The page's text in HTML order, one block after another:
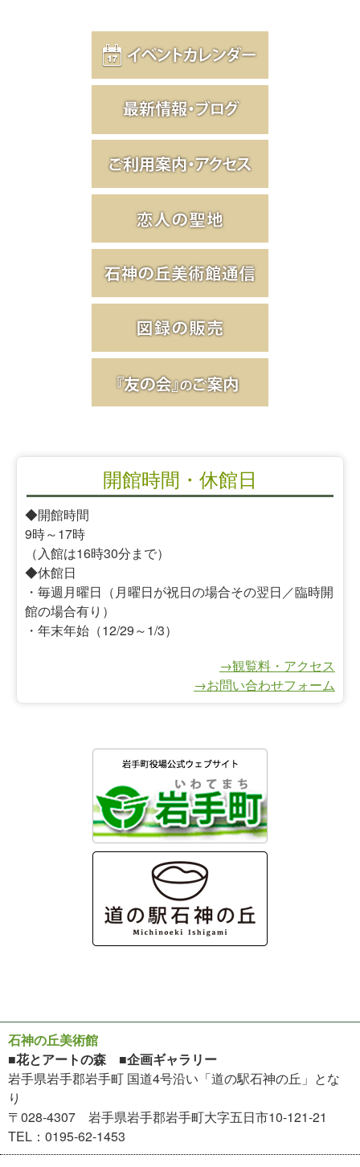
開館時間・休館日
◆開館時間
9時～17時
（入館は16時30分まで）
◆休館日
・毎週月曜日（月曜日が祝日の場合その翌日／臨時開
館の場合有り）
・年末年始（12/29～1/3）
→観覧料・アクセス
→お問い合わせフォーム
石神の丘美術館
■花とアートの森 ■企画ギャラリー
岩手県岩手郡岩手町 国道4号沿い「道の駅石神の丘」とな
り
〒028-4307 岩手県岩手郡岩手町大字五日市10-121-21
TEL：0195-62-1453